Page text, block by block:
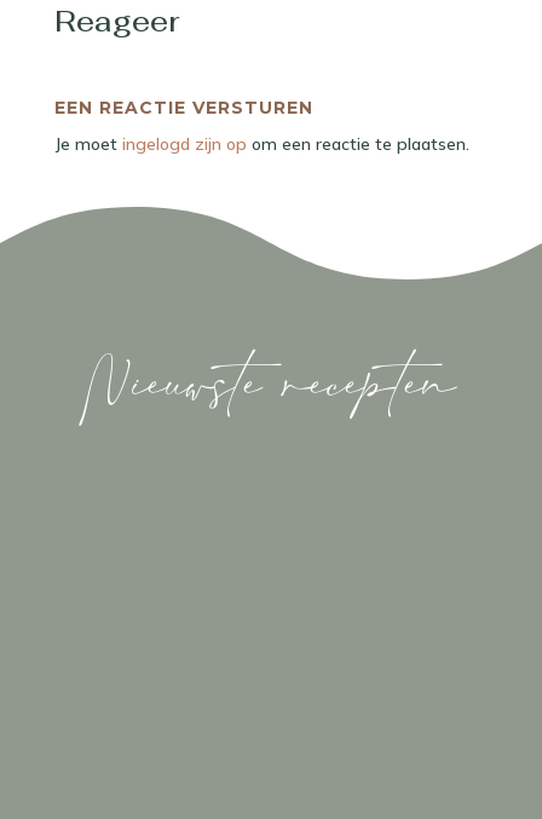
Reageer
EEN REACTIE VERSTUREN
Je moet ingelogd zijn op om een reactie te plaatsen.
Nieuwste recepten